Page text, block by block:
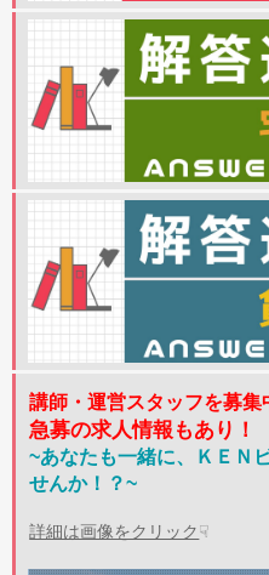
講師・運営スタッフを募集
急募の求人情報もあり！
~あなたも一緒に、ＫＥＮ
せんか！？~
詳細は画像をクリック☟